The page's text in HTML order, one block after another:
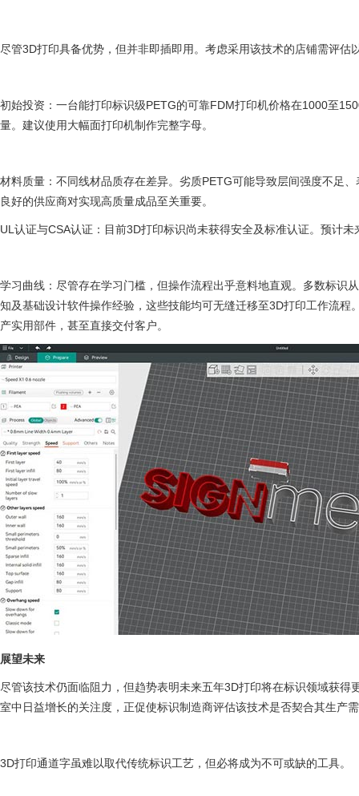
尽管3D打印具备优势，但并非即插即用。考虑采用该技术的店铺需评估
初始投资：一台能打印标识级PETG的可靠FDM打印机价格在1000至
量。建议使用大幅面打印机制作完整字母。
材料质量：不同线材品质存在差异。劣质PETG可能导致层间强度不足
良好的供应商对实现高质量成品至关重要。
UL认证与CSA认证：目前3D打印标识尚未获得安全及标准认证。预计
学习曲线：尽管存在学习门槛，但操作流程出乎意料地直观。多数标识
知及基础设计软件操作经验，这些技能均可无缝迁移至3D打印工作流程
产实用部件，甚至直接交付客户。
展望未来
尽管该技术仍面临阻力，但趋势表明未来五年3D打印将在标识领域获得
室中日益增长的关注度，正促使标识制造商评估该技术是否契合其生产
3D打印通道字虽难以取代传统标识工艺，但必将成为不可或缺的工具。